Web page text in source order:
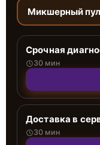
Микшерный
Срочная
30 мин
Доставка в
30 мин